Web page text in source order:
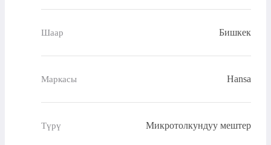
Шаар Бишкек
Маркасы Hansa
Түрү Микротолкундуу мештер